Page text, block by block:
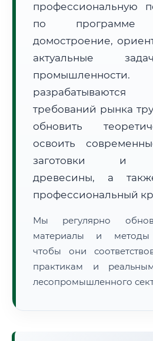
Часовой пояс:
Формат учебы:
Расчет логистики оригиналов:
• Экспресс-доставка СДЭК / Почтой:
5–7
📜 Документы и аккредитация
профессиональную
по программе
домостроение,
актуальные
требований рынка
обновить
освоить
заготовки и
древесины, а
профессиональный
Мы регулярно
материалы и методы
чтобы они
практикам и
лесопромышленного